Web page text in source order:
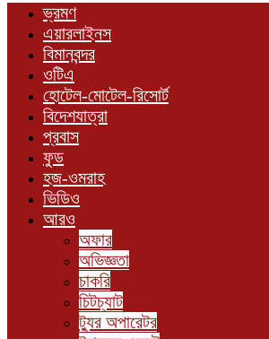
ভ্রমণ
এয়ারলাইনস
বিমানবন্দর
ওটিএ
হোটেল-মোটেল-রিসোর্ট
বিদেশযাত্রা
প্রবাস
ফুড
হজ-ওমরাহ
ভিডিও
আরও
অফার
অভিজ্ঞতা
চাকরি
চিটচ্যাট
ট্যুর অপারেটর